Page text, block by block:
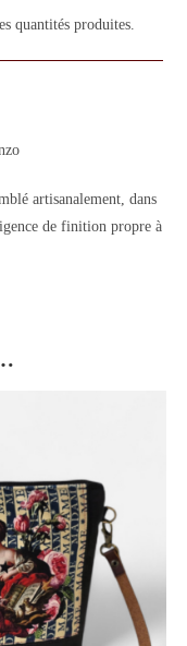
quantités produites.
artisanalement, dans
de finition propre à